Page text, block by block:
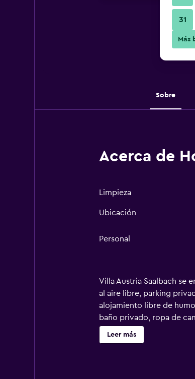
Sobre
Acerca de
Limpieza
Ubicación
Personal
Villa Austria Saalbach se
al aire libre, parking
alojamiento libre de
baño privado, ropa de
Saalbach Hinterglemm y
de Salzburgo - W. A.
Leer más
31
Más